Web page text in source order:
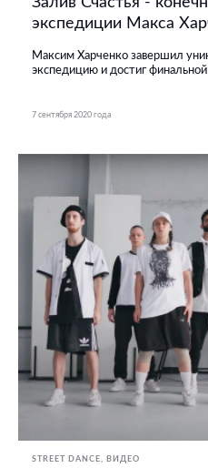
экспедиции Макса
Максим Харченко завершил
экспедицию и достиг
7 сентября 2020 года
STREET DANCE ВИДЕО